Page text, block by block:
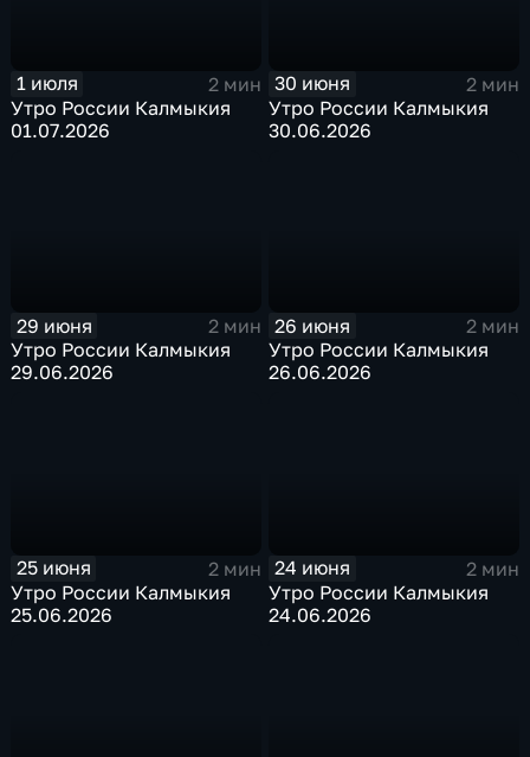
1 июля
2 мин
Утро России Калмыкия
01.07.2026
30 июня
2 мин
Утро России Калмыкия
30.06.2026
29 июня
2 мин
Утро России Калмыкия
29.06.2026
26 июня
2 мин
Утро России Калмыкия
26.06.2026
25 июня
2 мин
Утро России Калмыкия
25.06.2026
24 июня
2 мин
Утро России Калмыкия
24.06.2026